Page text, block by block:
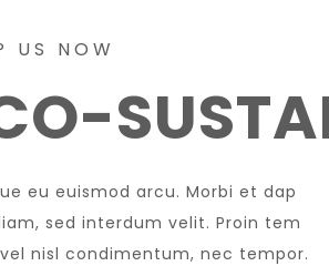
US NOW
eu euismod arcu. Morbi et dap
sed interdum velit. Proin tem
nisl condimentum, nec tempor.